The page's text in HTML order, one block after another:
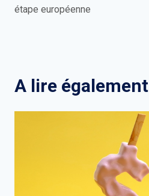
étape européenne
A lire également